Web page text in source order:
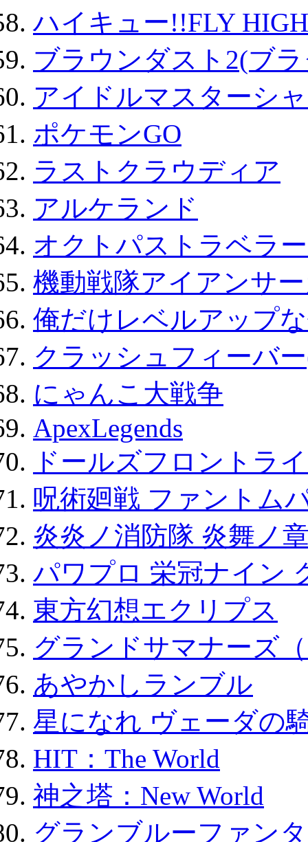
ハイキュー!!FLY HIGH
ブラウンダスト2(ブ
アイドルマスターシ
ポケモンGO
ラストクラウディア
アルケランド
オクトパストラベラ
機動戦隊アイアンサ
俺だけレベルアップ
クラッシュフィーバ
にゃんこ大戦争
ApexLegends
ドールズフロントラ
呪術廻戦 ファントム
炎炎ノ消防隊 炎舞ノ
パワプロ 栄冠ナイン
東方幻想エクリプス
グランドサマナーズ
あやかしランブル
星になれ ヴェーダの
HIT：The World
神之塔：New World
グランブルーファン